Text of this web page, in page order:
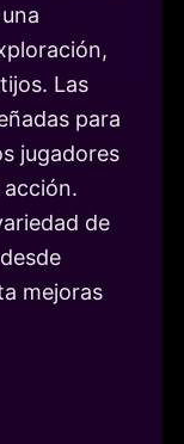
Las
para
jugadores
de
mejoras